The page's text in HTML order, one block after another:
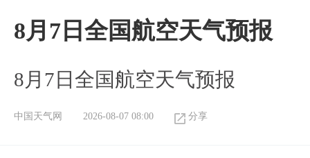
8月7日全国航空天气预报
8月7日全国航空天气预报
中国天气网 2026-08-07 08:00 分享